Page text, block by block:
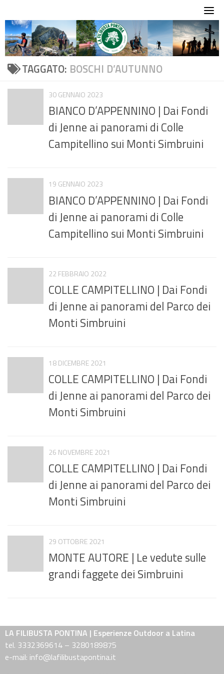
to
content
TAGGATO: BOSCHI D’AUTUNNO
30 GENNAIO 2023
BIANCO D’APPENNINO | Dai Fondi
di Jenne ai panorami di Colle
Campitellino sui Monti Simbruini
19 GENNAIO 2023
BIANCO D’APPENNINO | Dai Fondi
di Jenne ai panorami di Colle
Campitellino sui Monti Simbruini
22 FEBBRAIO 2022
COLLE CAMPITELLINO | Dai Fondi
di Jenne ai panorami del Parco dei
Monti Simbruini
18 DICEMBRE 2021
COLLE CAMPITELLINO | Dai Fondi
di Jenne ai panorami del Parco dei
Monti Simbruini
26 NOVEMBRE 2021
COLLE CAMPITELLINO | Dai Fondi
di Jenne ai panorami del Parco dei
Monti Simbruini
29 OTTOBRE 2021
MONTE AUTORE | Le vedute sulle
grandi faggete dei Simbruini
LA FILIBUSTA PONTINA | Esperienze Outdoor a Latina
tel. 3332369614 – 3280189875
e-mail: info@lafilibustapontina.it